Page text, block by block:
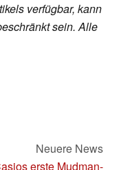
verfügbar, kann
sein. Alle
Neuere News
erste Mudman-